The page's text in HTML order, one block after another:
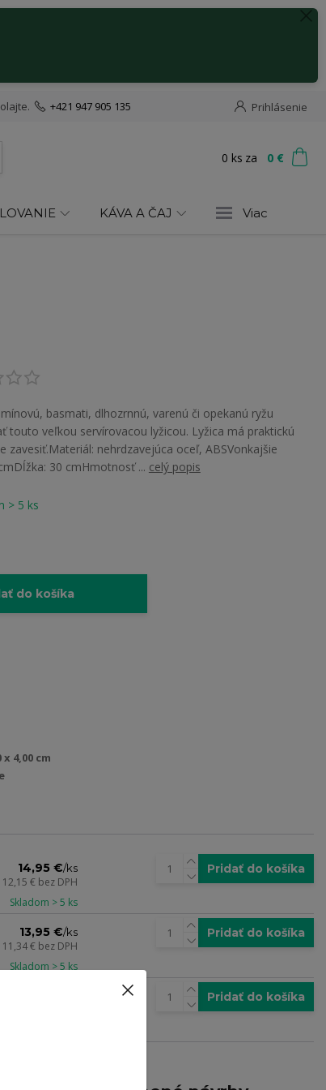
Prihlásenie
+421 947 905 135
0 ks za 0 €
KÁVA A ČAJ Viac
basmati, dlhozrnnú, varenú či opekanú ryžu
touto veľkou servírovacou lyžicou. Lyžica má praktickú
zavesiť.Materiál: nehrdzavejúca oceľ, ABSVonkajšie
30 cmHmotnosť ... celý popis
> 5 ks
do košíka
x 4,00 cm
14,95 €/ks
12,15 € bez DPH
Skladom > 5 ks
Pridať do košíka
13,95 €/ks
11,34 € bez DPH
Skladom > 5 ks
Pridať do košíka
Pridať do košíka